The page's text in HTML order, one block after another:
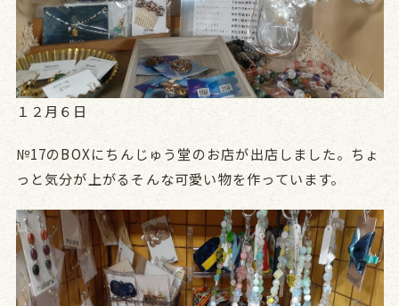
１２月６日
№17のBOXにちんじゅう堂のお店が出店しました。ちょ
っと気分が上がるそんな可愛い物を作っています。